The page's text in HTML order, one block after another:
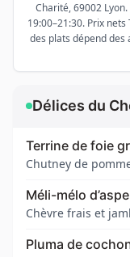
Charité, 69002
19:00–21:30. Prix
des plats dépend
Délices du
Terrine de foie
Chutney de
Méli-mélo
Chèvre frais et
Pluma de